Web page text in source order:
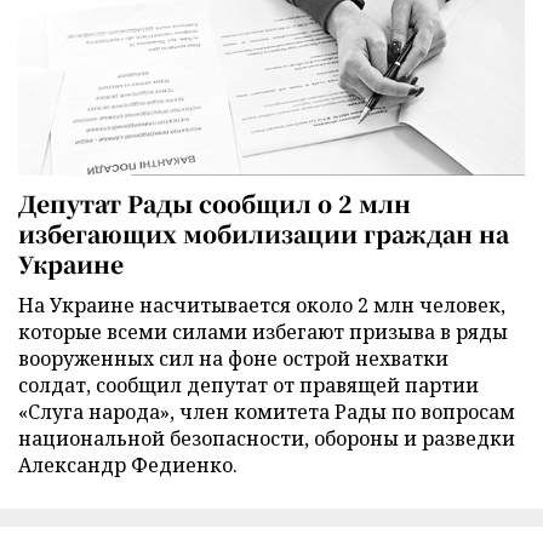
Депутат Рады сообщил о 2 млн
избегающих мобилизации граждан на
Украине
На Украине насчитывается около 2 млн человек,
которые всеми силами избегают призыва в ряды
вооруженных сил на фоне острой нехватки
солдат, сообщил депутат от правящей партии
«Слуга народа», член комитета Рады по вопросам
национальной безопасности, обороны и разведки
Александр Федиенко.